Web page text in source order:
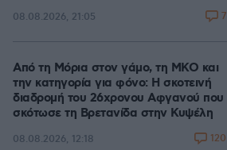
08.08.2026, 21:05 7
Από τη Μόρια στον γάμο, τη ΜΚΟ και
την κατηγορία για φόνο: Η σκοτεινή
διαδρομή του 26χρονου Αφγανού που
σκότωσε τη Βρετανίδα στην Κυψέλη
08.08.2026, 12:18 120